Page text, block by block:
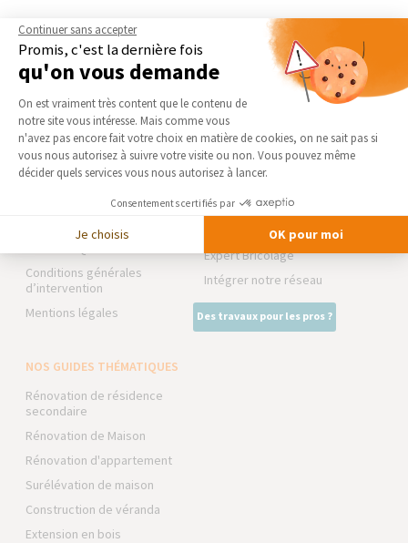
AGENCE DE MERIGNIES
Qui sommes-nous
Actualités
Notre charte qualité
Partenaires
Trouver une agence
Conditions générales
d’intervention
Mentions légales
NOS DOMAINES
D’INTERVENTION
EXTENSION
RÉNOVATION INTÉRIEURE
TRAVAUX EXTÉRIEURS
NOS PARTENAIRES
La Maison des Architectes
Expert Bricolage
Intégrer notre réseau
Des travaux pour les pros ?
NOS GUIDES THÉMATIQUES
Rénovation de résidence
secondaire
Rénovation de Maison
Rénovation d'appartement
Surélévation de maison
Construction de véranda
Extension en bois
Continuer sans accepter
Promis, c'est la dernière fois
qu'on vous demande
Plateforme de Gestion du
On est vraiment très content que le contenu de
notre site vous intéresse. Mais comme vous
n'avez pas encore fait votre choix en matière de cookies, on ne sait pas si
vous nous autorisez à suivre votre visite ou non. Vous pouvez même
décider quels services vous nous autorisez à lancer.
Consentements certifiés par
Je choisis OK pour moi
Axeptio consent